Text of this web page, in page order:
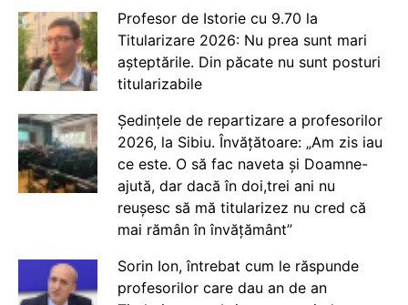
Profesor de Istorie cu 9.70 la
Titularizare 2026: Nu prea sunt mari
așteptările. Din păcate nu sunt posturi
titularizabile
Ședințele de repartizare a profesorilor
2026, la Sibiu. Învățătoare: „Am zis iau
ce este. O să fac naveta și Doamne-
ajută, dar dacă în doi,trei ani nu
reușesc să mă titularizez nu cred că
mai rămân în învățământ”
Sorin Ion, întrebat cum le răspunde
profesorilor care dau an de an